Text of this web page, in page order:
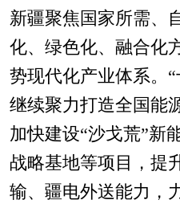
新疆聚焦国家所需、
化、绿色化、融合化
势现代化产业体系。
继续聚力打造全国能
加快建设“沙戈荒”新
战略基地等项目，提
输、疆电外送能力，